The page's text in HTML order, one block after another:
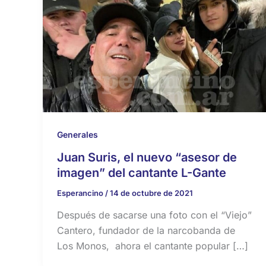
Generales
Juan Suris, el nuevo “asesor de
imagen” del cantante L-Gante
Esperancino /14 de octubre de 2021
Después de sacarse una foto con el “Viejo”
Cantero, fundador de la narcobanda de
Los Monos, ahora el cantante popular […]